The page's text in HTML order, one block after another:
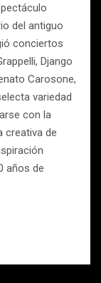
del antiguo
conciertos
Django
Carosone,
variedad
con la
creativa de
años de